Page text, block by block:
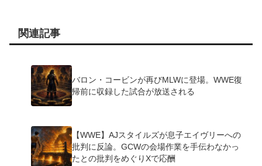
関連記事
バロン・コービンが再びMLWに登場。WWE復
帰前に収録した試合が放送される
【WWE】AJスタイルズが息子エイヴリーへの
批判に反論。GCWの会場作業を手伝わなかっ
たとの批判をめぐりXで応酬